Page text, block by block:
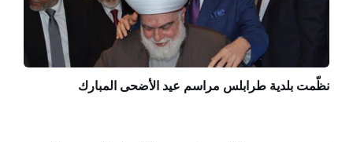
نظّمت بلدية طرابلس مراسم عيد الأضحى المبارك